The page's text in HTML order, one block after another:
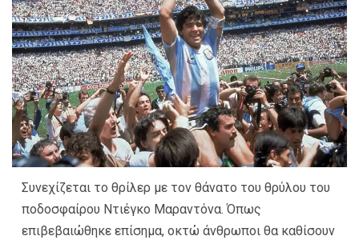
Συνεχίζεται το θρίλερ με τον θάνατο του θρύλου του
ποδοσφαίρου Ντιέγκο Μαραντόνα. Όπως
επιβεβαιώθηκε επίσημα, οκτώ άνθρωποι θα καθίσουν